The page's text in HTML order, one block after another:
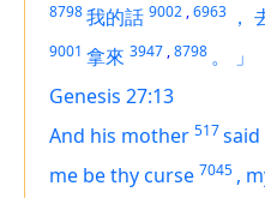
8798我的話 9002 ,6963 ，
9001 拿來 3947 ,8798 。
」
Genesis 27:13
And his mother 517said
me bethy curse 7045 ,